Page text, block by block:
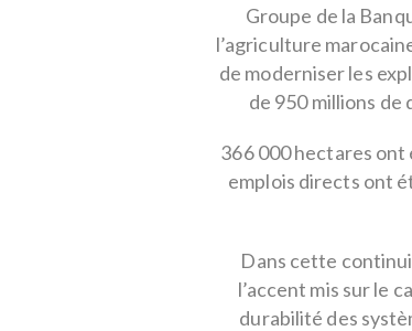
Groupe de la
l’agriculture
de moderniser les
de 950 millions de
366 000 hectares ont
emplois directs ont
Dans cette
l’accent mis sur le
durabilité des